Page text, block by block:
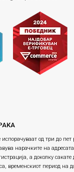
од три до
нарачките на адресата
а доколку
временскиот период на